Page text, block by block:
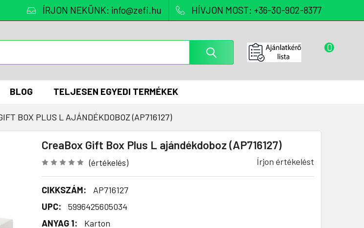
ÍRJON NEKÜNK: info@zefi.hu HÍVJON MOST: +36-30-902-8377
0
BLOG TELJESEN EGYEDI TERMÉKEK
BOX PLUS L AJÁNDÉKDOBOZ (AP716127)
CreaBox Gift Box Plus L ajándékdoboz (AP716127)
(értékelés) Írjon értékelést
CIKKSZÁM:
AP716127
UPC:
5996425605034
ANYAG 1:
Karton